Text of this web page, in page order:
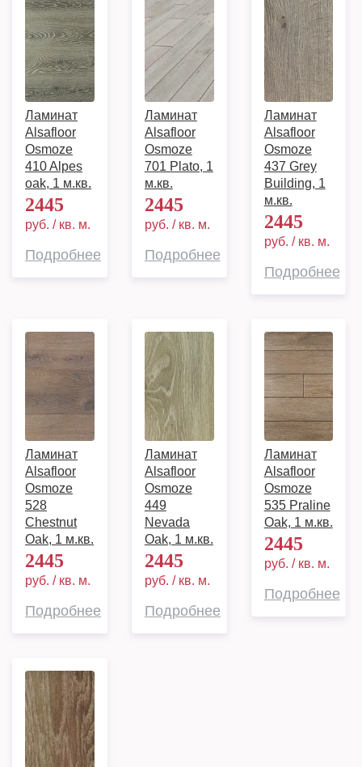
Ламинат
Alsafloor
Osmoze
410 Alpes
oak, 1 м.кв.
2445
руб. / кв. м.
Подробнее
Ламинат
Alsafloor
Osmoze
701 Plato, 1
м.кв.
2445
руб. / кв. м.
Подробнее
Ламинат
Alsafloor
Osmoze
437 Grey
Building, 1
м.кв.
2445
руб. / кв. м.
Подробнее
Ламинат
Alsafloor
Osmoze
528
Chestnut
Oak, 1 м.кв.
2445
руб. / кв. м.
Подробнее
Ламинат
Alsafloor
Osmoze
449
Nevada
Oak, 1 м.кв.
2445
руб. / кв. м.
Подробнее
Ламинат
Alsafloor
Osmoze
535 Praline
Oak, 1 м.кв.
2445
руб. / кв. м.
Подробнее